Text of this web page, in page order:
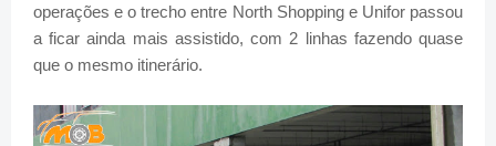
operações e o trecho entre North Shopping e Unifor passou
a ficar ainda mais assistido, com 2 linhas fazendo quase
que o mesmo itinerário.